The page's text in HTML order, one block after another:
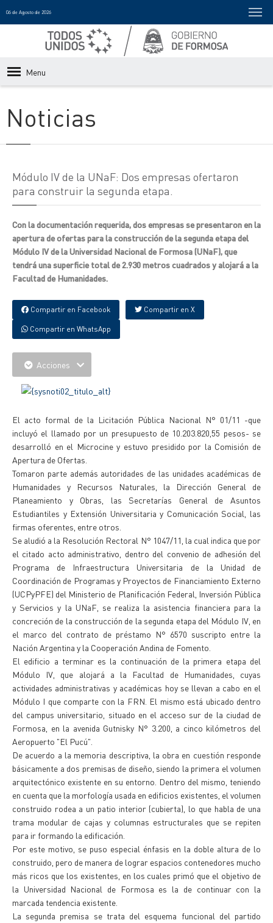
06 de Agosto de 2026
Menu
Noticias
Módulo IV de la UNaF: Dos empresas ofertaron
para construir la segunda etapa.
Con la documentación requerida, dos empresas se presentaron en la
apertura de ofertas para la construcción de la segunda etapa del
Módulo IV de la Universidad Nacional de Formosa (UNaF), que
tendrá una superficie total de 2.930 metros cuadrados y alojará a la
Facultad de Humanidades.
Compartir en Facebook Compartir en X
Compartir en WhatsApp
Acciones
El acto formal de la Licitación Pública Nacional N° 01/11 -que
incluyó el llamado por un presupuesto de 10.203.820,55 pesos- se
desarrolló en el Microcine y estuvo presidido por la Comisión de
Apertura de Ofertas.
Tomaron parte además autoridades de las unidades académicas de
Humanidades y Recursos Naturales, la Dirección General de
Planeamiento y Obras, las Secretarías General de Asuntos
Estudiantiles y Extensión Universitaria y Comunicación Social, las
firmas oferentes, entre otros.
Se aludió a la Resolución Rectoral N° 1047/11, la cual indica que por
el citado acto administrativo, dentro del convenio de adhesión del
Programa de Infraestructura Universitaria de la Unidad de
Coordinación de Programas y Proyectos de Financiamiento Externo
(UCPyPFE) del Ministerio de Planificación Federal, Inversión Pública
y Servicios y la UNaF, se realiza la asistencia financiera para la
concreción de la construcción de la segunda etapa del Módulo IV, en
el marco del contrato de préstamo N° 6570 suscripto entre la
Nación Argentina y la Cooperación Andina de Fomento.
El edificio a terminar es la continuación de la primera etapa del
Módulo IV, que alojará a la Facultad de Humanidades, cuyas
actividades administrativas y académicas hoy se llevan a cabo en el
Módulo I que comparte con la FRN. El mismo está ubicado dentro
del campus universitario, situado en el acceso sur de la ciudad de
Formosa, en la avenida Gutnisky N° 3.200, a cinco kilómetros del
Aeropuerto "El Pucú".
De acuerdo a la memoria descriptiva, la obra en cuestión responde
básicamente a dos premisas de diseño, siendo la primera el volumen
arquitectónico existente en su entorno. Dentro del mismo, teniendo
en cuenta que la morfología usada en edificios existentes, el volumen
construido rodea a un patio interior (cubierta), lo que habla de una
trama modular de cajas y columnas estructurales que se repiten
para ir formando la edificación.
Por este motivo, se puso especial énfasis en la doble altura de lo
construido, pero de manera de lograr espacios contenedores mucho
más ricos que los existentes, en los cuales primó que el objetivo de
la Universidad Nacional de Formosa es la de continuar con la
marcada tendencia existente.
La segunda premisa se trata del esquema funcional del partido